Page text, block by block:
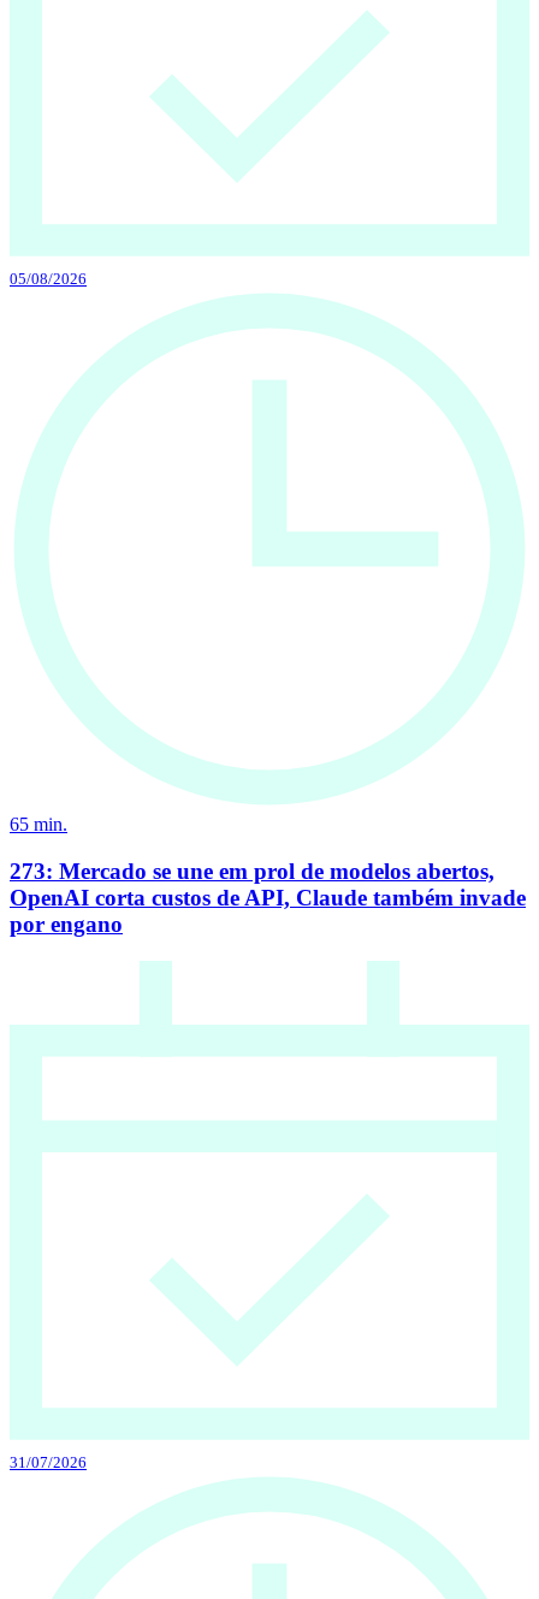
05/08/2026
65 min.
273: Mercado se une em prol de modelos abertos,
OpenAI corta custos de API, Claude também invade
por engano
31/07/2026